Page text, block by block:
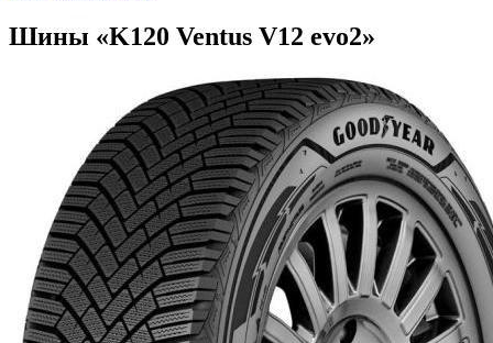
Шины «K120 Ventus V12 evo2»